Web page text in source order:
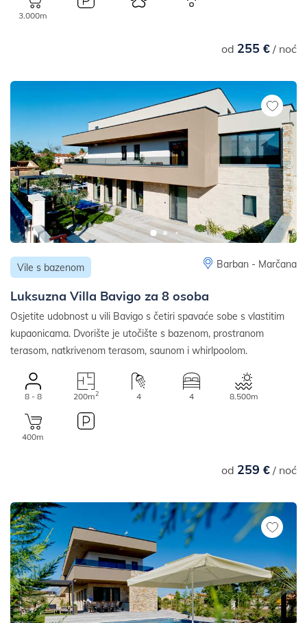
3.000m
od 255 €/ noć
Vile s bazenom Barban - Marčana
Luksuzna Villa Bavigo za 8 osoba
Osjetite udobnost u vili Bavigo s četiri spavaće sobe s vlastitim
kupaonicama. Dvorište je utočište s bazenom, prostranom
terasom, natkrivenom terasom, saunom i whirlpoolom.
8 - 8 200m2 4 4 8.500m
400m
od 259 €/ noć